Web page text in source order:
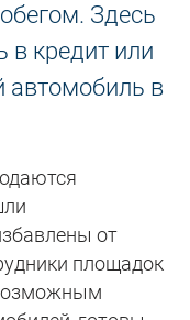
Здесь
в кредит или
автомобиль в
от
площадок